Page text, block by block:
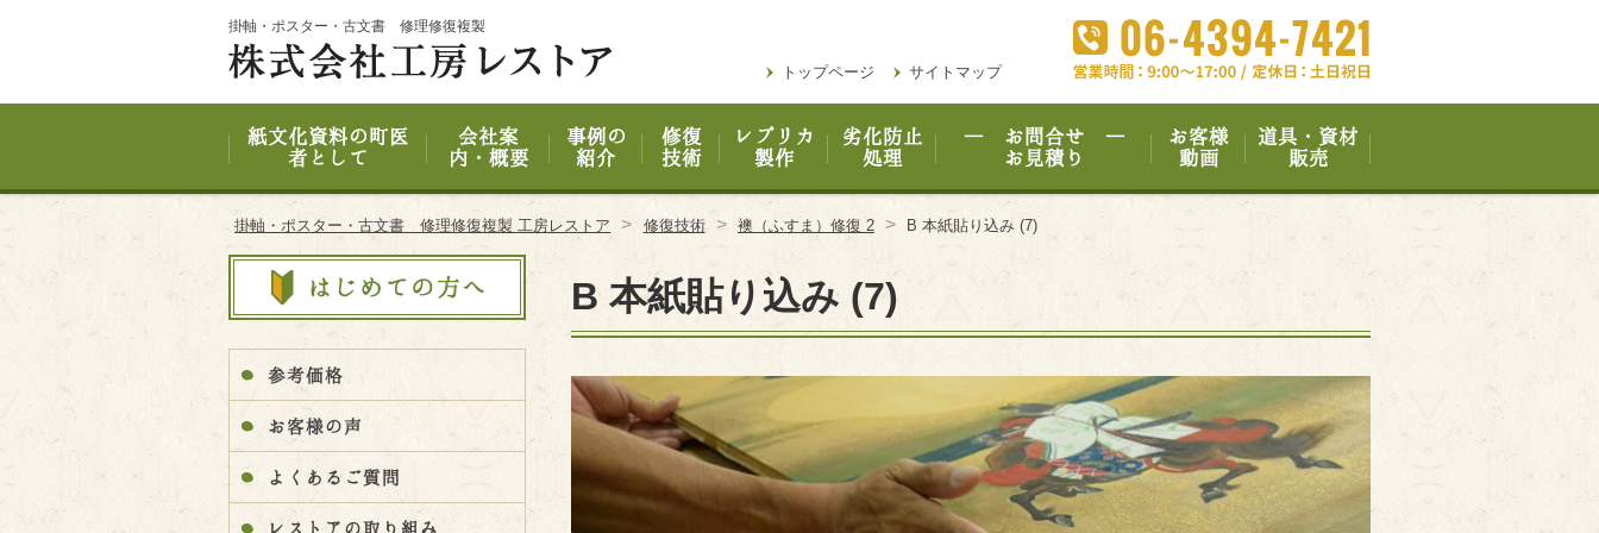
掛軸・ポスター・古文書 修理修復複製
トップページ サイトマップ
紙文化資料の町医
者として
会社案
内・概要
事例の
紹介
修復
技術
レプリカ
製作
劣化防止
処理
― お問合せ ―
お見積り
お客様
動画
道具・資材
販売
掛軸・ポスター・古文書 修理修復複製 工房レストア > 修復技術 > 襖（ふすま）修復 2 > B 本紙貼り込み (7)
B 本紙貼り込み (7)
参考価格
お客様の声
よくあるご質問
レストアの取り組み